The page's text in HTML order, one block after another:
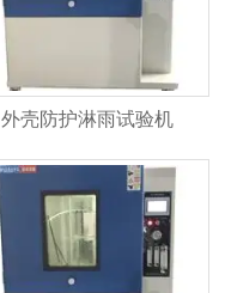
外壳防护淋雨试验机